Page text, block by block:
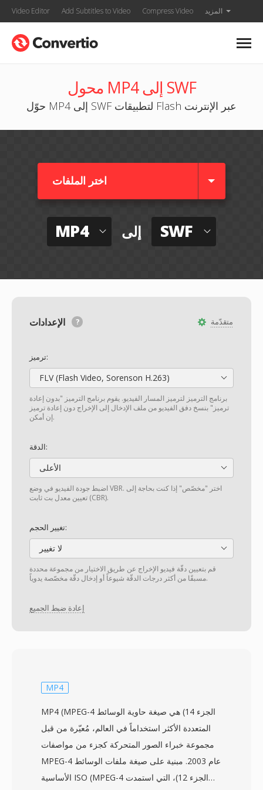
Video Editor Add Subtitles to Video Compress Video المزيد
محول MP4 إلى SWF
حوّل MP4 إلى SWF لتطبيقات Flash عبر الإنترنت
اختر الملفات
MP4 إلى SWF
متقدّمة
ترميز:
FLV (Flash Video, Sorenson H.263)
برنامج الترميز لترميز المسار الفيديو. يقوم برنامج الترميز "بدون إعادة
ترميز" بنسخ دفق الفيديو من ملف الإدخال إلى الإخراج دون إعادة ترميز
إن أمكن.
الدقة:
الأعلى
اضبط جودة الفيديو في وضع VBR. اختر "مخصّص" إذا كنت بحاجة إلى
تعيين معدل بت ثابت (CBR).
تغيير الحجم:
لا تغيير
قم بتعيين دقّة فيديو الإخراج عن طريق الاختيار من مجموعة محددة
مسبقًا من أكثر درجات الدقّة شيوعاً أو إدخال دقّة مخصّصة يدوياً.
إعادة ضبط الجميع
MP4
MP4 (MPEG-4 الجزء 14) هي صيغة حاوية الوسائط
المتعددة الأكثر استخداماً في العالم، مُعيّرة من قبل
مجموعة خبراء الصور المتحركة كجزء من مواصفات
MPEG-4 عام 2003. مبنية على صيغة ملفات الوسائط
الأساسية ISO (MPEG-4 الجزء 12)، التي استمدت